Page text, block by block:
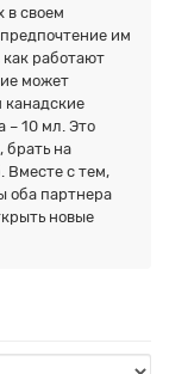
в своем
им
как работают
может
канадские
– 10 мл. Это
брать на
Вместе с тем,
оба партнера
новые